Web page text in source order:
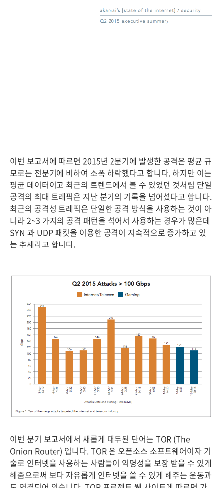
이번 보고서에 따르면 2015년 2분기에 발생한 공격은 평균 규
모로는 전분기에 비하여 소폭 하락했다고 합니다. 하지만 이는
평균 데이터이고 최근의 트렌드에서 볼 수 있었던 것처럼 단일
공격의 최대 트레픽은 지난 분기의 기록을 넘어섰다고 합니다.
최근의 공격성 트레픽은 단일한 공격 방식을 사용하는 것이 아
니라 2~3 가지의 공격 패턴을 섞어서 사용하는 경우가 많은데
SYN 과 UDP 패킷을 이용한 공격이 지속적으로 증가하고 있
는 추세라고 합니다.
이번 분기 보고서에서 새롭게 대두된 단어는 TOR (The
Onion Router) 입니다. TOR 은 오픈소스 소프트웨어이자 기
술로 인터넷을 사용하는 사람들이 익명성을 보장 받을 수 있게
해줌으로써 보다 자유롭게 인터넷을 쓸 수 있게 해주는 운동과